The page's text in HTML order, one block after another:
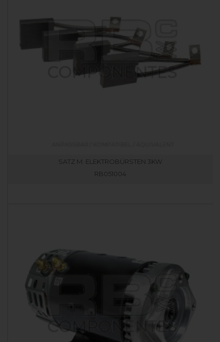
SATZ M. ELEKTROBÜRSTEN 3KW
RB051004